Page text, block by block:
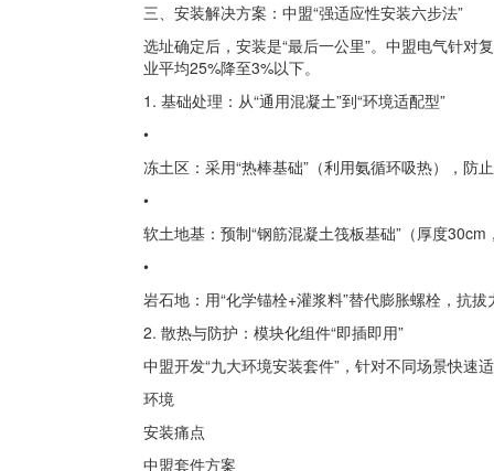
三、安装解决方案：中盟“强适应性安装六步法”
选址确定后，安装是“最后一公里”。中盟电气针对
业平均25%降至3%以下。
1. 基础处理：从“通用混凝土”到“环境适配型”
•
冻土区：采用“热棒基础”（利用氨循环吸热），
•
软土地基：预制“钢筋混凝土筏板基础”（厚度
•
岩石地：用“化学锚栓+灌浆料”替代膨胀螺栓，抗
2. 散热与防护：模块化组件“即插即用”
中盟开发“九大环境安装套件”，针对不同场景快速
环境
安装痛点
中盟套件方案